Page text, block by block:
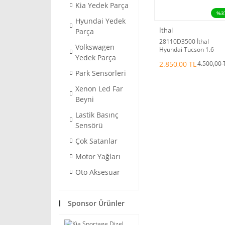
Kia Yedek Parça
Hyundai Yedek
Parça
Volkswagen
Yedek Parça
Park Sensörleri
Xenon Led Far
Beyni
Lastik Basınç
Sensörü
Çok Satanlar
Motor Yağları
Oto Aksesuar
Sponsor Ürünler
İthal
28110D3500 İthal
Hyundai Tucson 1.6
Kutusu 2015-19
2.850,00 TL4.500,00